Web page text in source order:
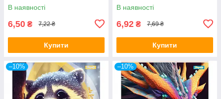
В наявності
6,50 ₴ 7,22 ₴
Купити
В наявності
6,92 ₴ 7,69 ₴
Купити
–10% –10%